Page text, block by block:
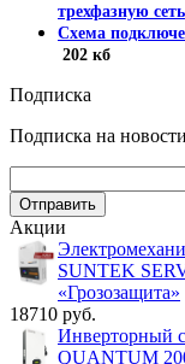
трехфазную сеть
Схема
202 кб
Подписка
Подписка на
Акции
SUNTEK
«Грозозащита»
18710 руб.
Инверторный
QUANTUM